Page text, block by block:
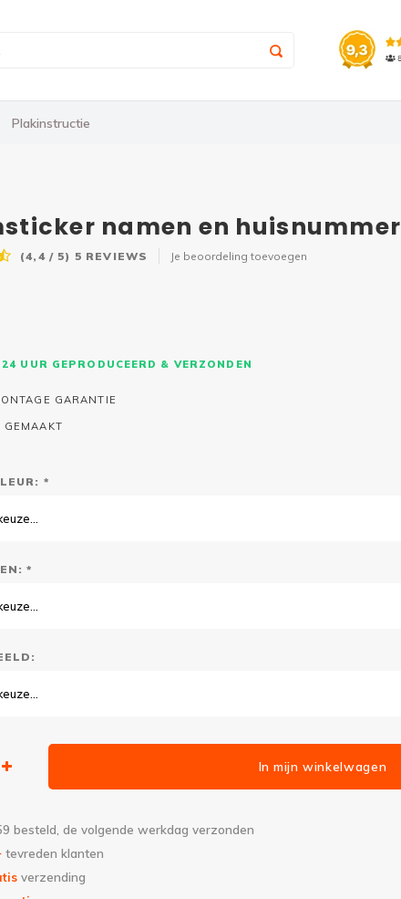
Plakinstructie
namen en huisnummer
(4,4 / 5) 5 REVIEWS Je beoordeling toevoegen
UUR GEPRODUCEERD & VERZONDEN
GARANTIE
GEMAAKT
*
*
In mijn winkelwagen
besteld, de volgende werkdag verzonden
tevreden klanten
verzending